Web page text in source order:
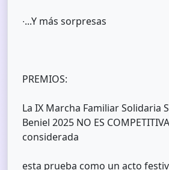
∙...Y más sorpresas
PREMIOS:
La IX Marcha Familiar Solidaria
Beniel 2025 NO ES
considerada
esta prueba como un acto